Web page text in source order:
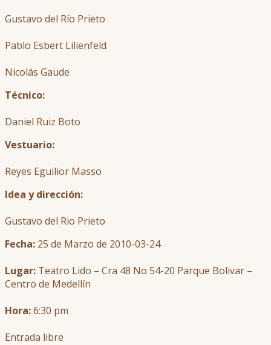
Gustavo del Río Prieto
Pablo Esbert Lilienfeld
Nicolás Gaude
Técnico:
Daniel Ruiz Boto
Vestuario:
Reyes Eguilior Masso
Idea y dirección:
Gustavo del Rio Prieto
Fecha: 25 de Marzo de 2010-03-24
Lugar: Teatro Lido – Cra 48 No 54-20 Parque Bolivar –
Centro de Medellín
Hora:6:30 pm
Entrada libre